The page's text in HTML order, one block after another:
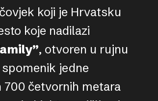
koji je Hrvatsku
koje nadilazi
, otvoren u rujnu
jedne
700 četvornih metara